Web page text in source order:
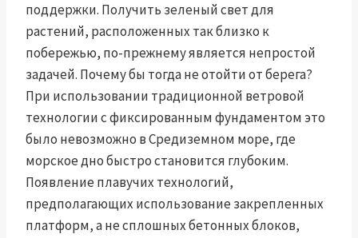
поддержки. Получить зеленый свет для
растений, расположенных так близко к
побережью, по-прежнему является непростой
задачей. Почему бы тогда не отойти от берега?
При использовании традиционной ветровой
технологии с фиксированным фундаментом это
было невозможно в Средиземном море, где
морское дно быстро становится глубоким.
Появление плавучих технологий,
предполагающих использование закрепленных
платформ, а не сплошных бетонных блоков,